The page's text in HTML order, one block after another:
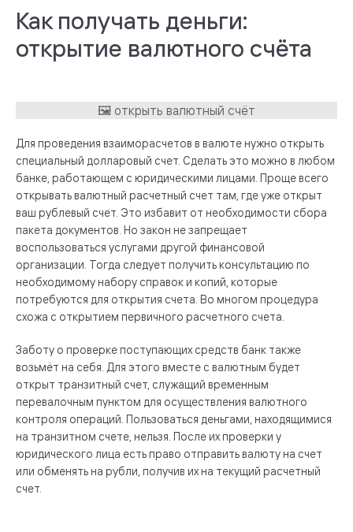
Как получать деньги:
открытие валютного счёта
Для проведения взаиморасчетов в валюте нужно открыть
специальный долларовый счет. Сделать это можно в любом
банке, работающем с юридическими лицами. Проще всего
открывать валютный расчетный счет там, где уже открыт
ваш рублевый счет. Это избавит от необходимости сбора
пакета документов. Но закон не запрещает
воспользоваться услугами другой финансовой
организации. Тогда следует получить консультацию по
необходимому набору справок и копий, которые
потребуются для открытия счета. Во многом процедура
схожа с открытием первичного расчетного счета.
Заботу о проверке поступающих средств банк также
возьмёт на себя. Для этого вместе с валютным будет
открыт транзитный счет, служащий временным
перевалочным пунктом для осуществления валютного
контроля операций. Пользоваться деньгами, находящимися
на транзитном счете, нельзя. После их проверки у
юридического лица есть право отправить валюту на счет
или обменять на рубли, получив их на текущий расчетный
счет.